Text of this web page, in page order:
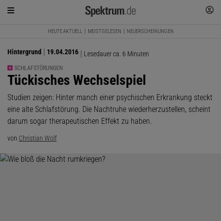
HEUTE AKTUELL MEISTGELESEN NEUERSCHEINUNGEN
Hintergrund 19.04.2016 Lesedauer ca. 6 Minuten
SCHLAFSTÖRUNGEN
:
Tückisches Wechselspiel
Studien zeigen: Hinter manch einer psychischen Erkrankung steckt
eine alte Schlafstörung. Die Nachtruhe wiederherzustellen, scheint
darum sogar therapeutischen Effekt zu haben.
von Christian Wolf